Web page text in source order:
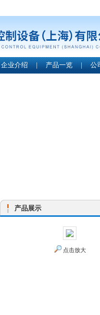
企业介绍 | 产品一览 | 公
产品展示
点击放大